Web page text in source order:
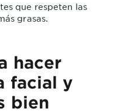
que respeten las
grasas.
hacer
facial y
bien